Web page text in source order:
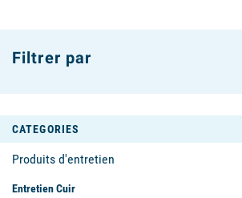
CATEGORIES
Produits d'entretien
Entretien Cuir
Filtrer par